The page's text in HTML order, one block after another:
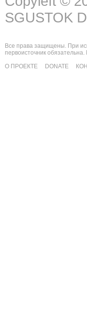
SGUSTOK
Все права защищены. При
первоисточник
О ПРОЕКТЕ
DONATE